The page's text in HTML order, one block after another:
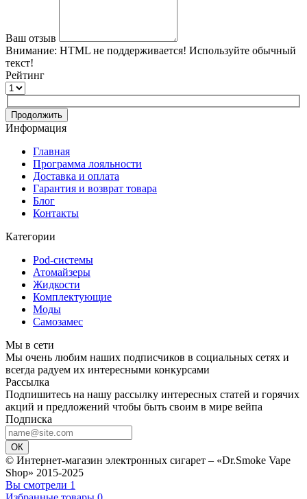
Ваш отзыв
Внимание: HTML не поддерживается! Используйте обычный
текст!
Рейтинг
Продолжить
Информация
Главная
Программа лояльности
Доставка и оплата
Гарантия и возврат товара
Блог
Контакты
Категории
Pod-системы
Атомайзеры
Жидкости
Комплектующие
Моды
Самозамес
Мы в сети
Мы очень любим наших подписчиков в социальных сетях и
всегда радуем их интересными конкурсами
Рассылка
Подпишитесь на нашу рассылку интересных статей и горячих
акций и предложений чтобы быть своим в мире вейпа
Подписка
ОК
© Интернет-магазин электронных сигарет – «Dr.Smoke Vape
Shop» 2015-2025
Вы смотрели 1